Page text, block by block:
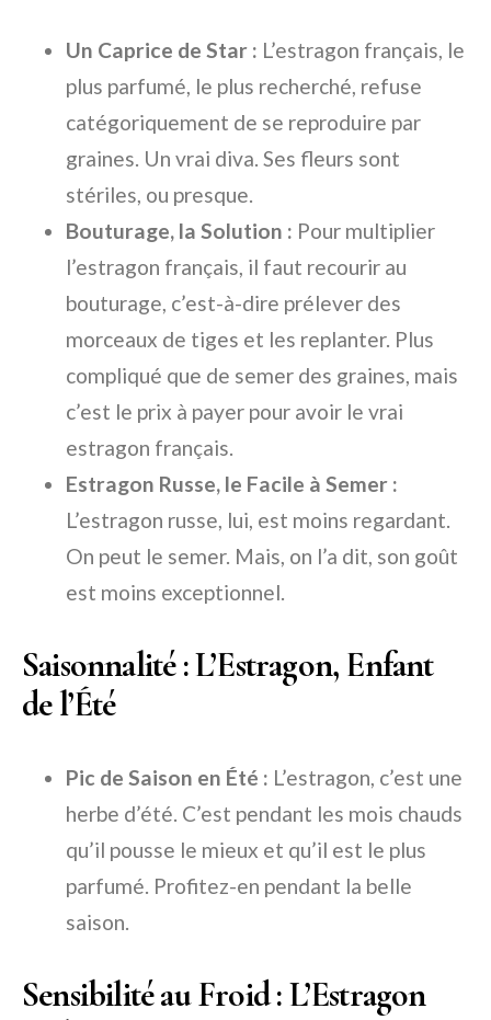
Un Caprice de Star : L’estragon français, le
plus parfumé, le plus recherché, refuse
catégoriquement de se reproduire par
graines. Un vrai diva. Ses fleurs sont
stériles, ou presque.
Bouturage, la Solution : Pour multiplier
l’estragon français, il faut recourir au
bouturage, c’est-à-dire prélever des
morceaux de tiges et les replanter. Plus
compliqué que de semer des graines, mais
c’est le prix à payer pour avoir le vrai
estragon français.
Estragon Russe, le Facile à Semer :
L’estragon russe, lui, est moins regardant.
On peut le semer. Mais, on l’a dit, son goût
est moins exceptionnel.
Saisonnalité : L’Estragon, Enfant
de l’Été
Pic de Saison en Été : L’estragon, c’est une
herbe d’été. C’est pendant les mois chauds
qu’il pousse le mieux et qu’il est le plus
parfumé. Profitez-en pendant la belle
saison.
Sensibilité au Froid : L’Estragon